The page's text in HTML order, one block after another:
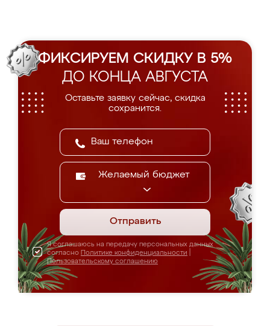
ФИКСИРУЕМ СКИДКУ В 5%
ДО КОНЦА АВГУСТА
Оставьте заявку сейчас, скидка
сохранится.
Желаемый бюджет
Отправить
Я соглашаюсь на передачу персональных данных
согласно Политике конфиденциальности
Пользовательскому соглашению